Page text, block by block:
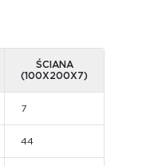
ŚCIANA
(100Х200Х7)
7
44